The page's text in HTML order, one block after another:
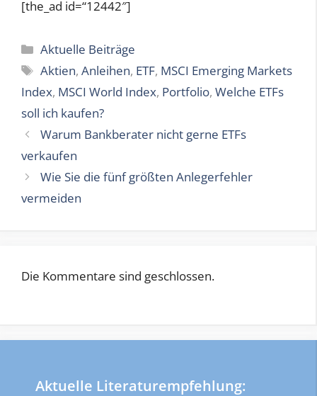
[the_ad id=“12442″]
Kategorien
Aktuelle Beiträge
Schlagwörter
Aktien,Anleihen, ETF, MSCI Emerging Markets
Index, MSCI World Index, Portfolio, Welche ETFs
soll ich kaufen?
Warum Bankberater nicht gerne ETFs
verkaufen
Wie Sie die fünf größten Anlegerfehler
vermeiden
Die Kommentare sind geschlossen.
Aktuelle Literaturempfehlung: